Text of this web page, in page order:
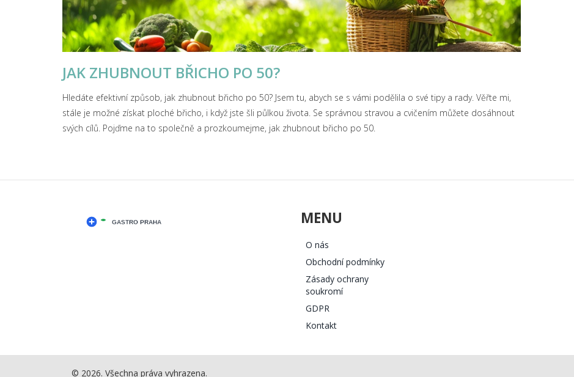
JAK ZHUBNOUT BŘICHO PO 50?
Hledáte efektivní způsob, jak zhubnout břicho po 50? Jsem tu, abych se s vámi podělila o své tipy a rady. Věřte mi,
stále je možné získat ploché břicho, i když jste šli půlkou života. Se správnou stravou a cvičením můžete dosáhnout
svých cílů. Pojďme na to společně a prozkoumejme, jak zhubnout břicho po 50.
MENU
O nás
Obchodní podmínky
Zásady ochrany
soukromí
GDPR
Kontakt
© 2026. Všechna práva vyhrazena.